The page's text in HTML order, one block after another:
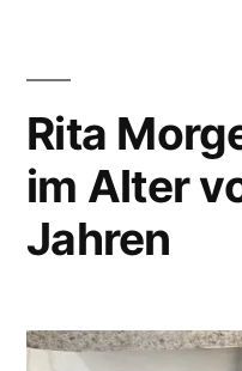
Rita
im Alter
Jahren